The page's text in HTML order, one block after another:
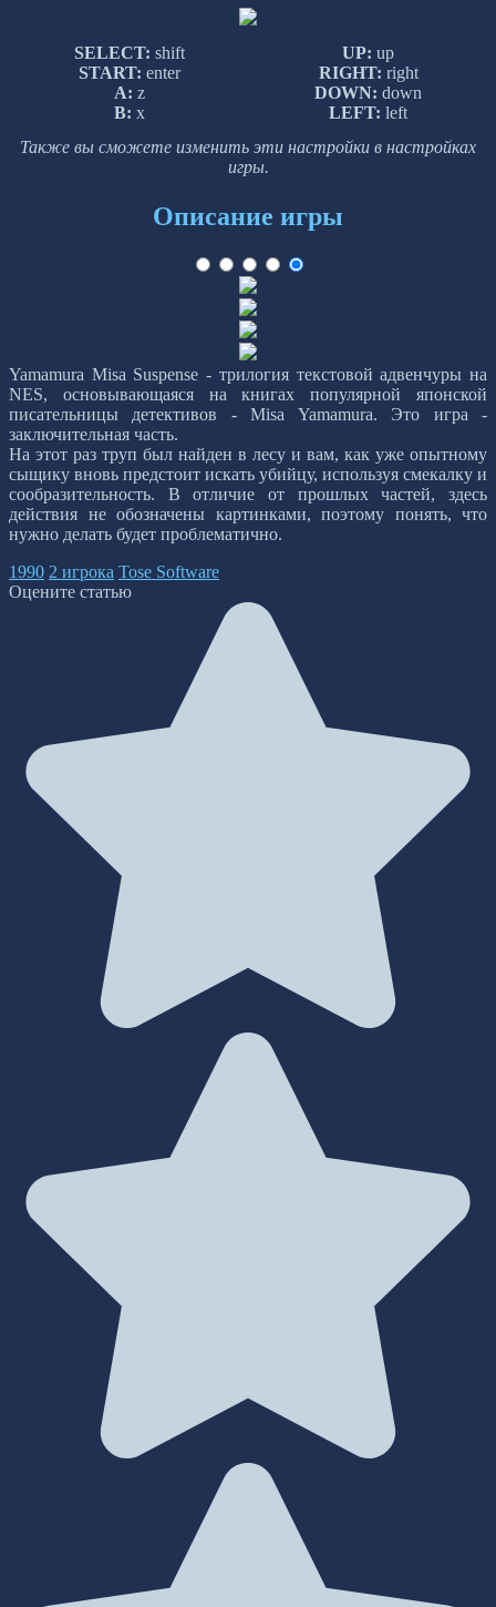
SELECT: shift
START: enter
A: z
B: x
UP: up
RIGHT: right
DOWN: down
LEFT: left
Также вы сможете изменить эти настройки в настройках
игры.
Описание игры
Yamamura Misa Suspense - трилогия текстовой адвенчуры на
NES, основывающаяся на книгах популярной японской
писательницы детективов - Misa Yamamura. Это игра -
заключительная часть.
На этот раз труп был найден в лесу и вам, как уже опытному
сыщику вновь предстоит искать убийцу, используя смекалку и
сообразительность. В отличие от прошлых частей, здесь
действия не обозначены картинками, поэтому понять, что
нужно делать будет проблематично.
1990 2 игрока Tose Software
Оцените статью